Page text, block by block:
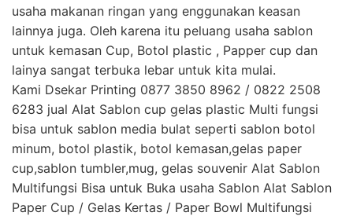
usaha makanan ringan yang enggunakan keasan
lainnya juga. Oleh karena itu peluang usaha sablon
untuk kemasan Cup, Botol plastic , Papper cup dan
lainya sangat terbuka lebar untuk kita mulai.
Kami Dsekar Printing 0877 3850 8962 / 0822 2508
6283 jual Alat Sablon cup gelas plastic Multi fungsi
bisa untuk sablon media bulat seperti sablon botol
minum, botol plastik, botol kemasan,gelas paper
cup,sablon tumbler,mug, gelas souvenir Alat Sablon
Multifungsi Bisa untuk Buka usaha Sablon Alat Sablon
Paper Cup / Gelas Kertas / Paper Bowl Multifungsi